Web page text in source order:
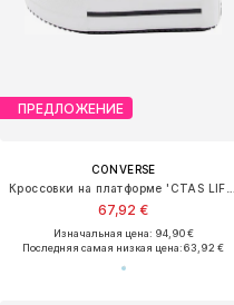
ПРЕДЛОЖЕНИЕ
CONVERSE
67,92 €
Изначальная цена: 94,90 €
Последняя самая низкая цена:63,92 €